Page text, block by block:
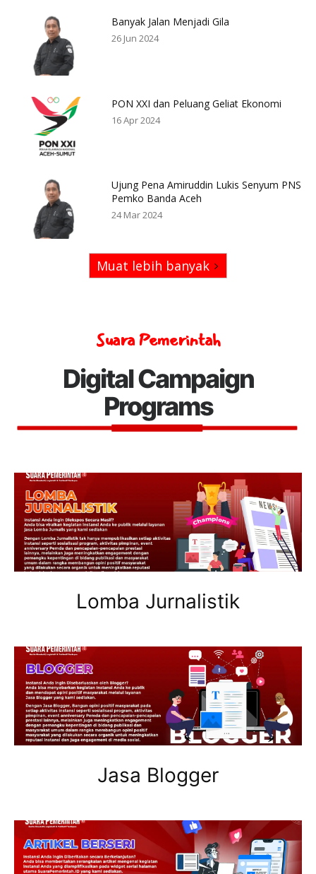
Banyak Jalan Menjadi Gila
26 Jun 2024
PON XXI dan Peluang Geliat Ekonomi
16 Apr 2024
Ujung Pena Amiruddin Lukis Senyum PNS
Pemko Banda Aceh
24 Mar 2024
Muat lebih banyak
Suara Pemerintah
Digital Campaign
Programs
Lomba Jurnalistik
Jasa Blogger